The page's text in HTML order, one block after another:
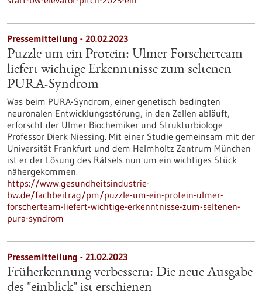
Pressemitteilung - 20.02.2023
Puzzle um ein Protein: Ulmer Forscherteam
liefert wichtige Erkenntnisse zum seltenen
PURA-Syndrom
Was beim PURA-Syndrom, einer genetisch bedingten
neuronalen Entwicklungsstörung, in den Zellen abläuft,
erforscht der Ulmer Biochemiker und Strukturbiologe
Professor Dierk Niessing. Mit einer Studie gemeinsam mit der
Universität Frankfurt und dem Helmholtz Zentrum München
ist er der Lösung des Rätsels nun um ein wichtiges Stück
nähergekommen.
https://www.gesundheitsindustrie-
bw.de/fachbeitrag/pm/puzzle-um-ein-protein-ulmer-
forscherteam-liefert-wichtige-erkenntnisse-zum-seltenen-
pura-syndrom
Pressemitteilung - 21.02.2023
Früherkennung verbessern: Die neue Ausgabe
des "einblick" ist erschienen